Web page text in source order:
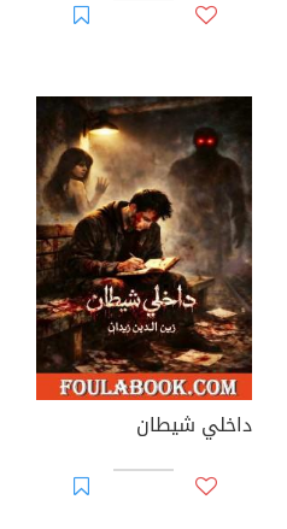
داخلي شيطان